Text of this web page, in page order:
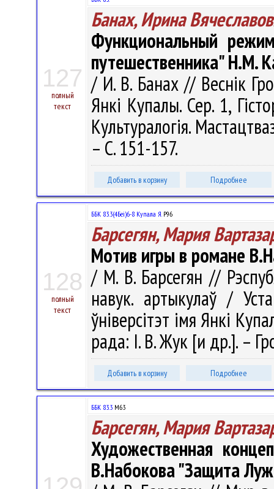
127
полный
текст
Банах, Ирина
Функциональный
путешественника" Н.М.
/ И. В. Банах // Веснік
Янкі Купалы. Сер. 1,
Культуралогія.
– С. 151-157.
Добавить в корзину Подробнее
128
полный
текст
ББК 83.3(4Беі)6-8 Купала Я.Р96
Барсегян, Мария
Мотив игры в романе
/ М. В. Барсегян //
навук. артыкулаў /
ўніверсітэт імя Янкі
рада: І. В. Жук [и др.]. –
Добавить в корзину Подробнее
ББК 83.3 М63
Барсегян, Мария
Художественная
В.Набокова "Защита